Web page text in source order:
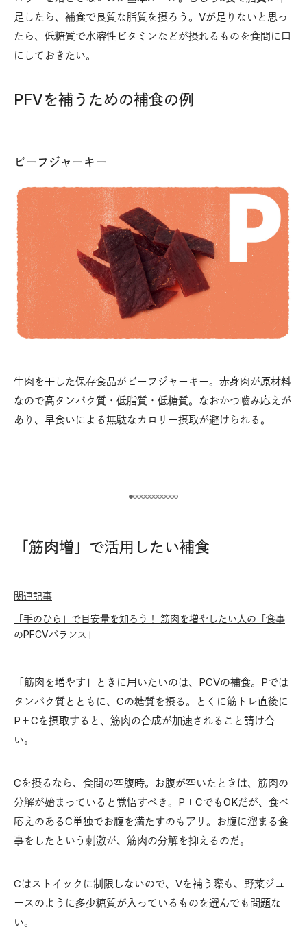
足したら、補食で良質な脂質を摂ろう。Vが足りないと思っ
たら、低糖質で水溶性ビタミンなどが摂れるものを食間に口
にしておきたい。
PFVを補うための補食の例
ビーフジャーキー
牛肉を干した保存食品がビーフジャーキー。赤身肉が原材料
なので高タンパク質・低脂質・低糖質。なおかつ嚙み応えが
あり、早食いによる無駄なカロリー摂取が避けられる。
「筋肉増」で活用したい補食
関連記事
「手のひら」で目安量を知ろう！ 筋肉を増やしたい人の「食事
のPFCVバランス」
「筋肉を増やす」ときに用いたいのは、PCVの補食。Pでは
タンパク質とともに、Cの糖質を摂る。とくに筋トレ直後に
P＋Cを摂取すると、筋肉の合成が加速されること請け合
い。
Cを摂るなら、食間の空腹時。お腹が空いたときは、筋肉の
分解が始まっていると覚悟すべき。P＋CでもOKだが、食べ
応えのあるC単独でお腹を満たすのもアリ。お腹に溜まる食
事をしたという刺激が、筋肉の分解を抑えるのだ。
Cはストイックに制限しないので、Vを補う際も、野菜ジュ
ースのように多少糖質が入っているものを選んでも問題な
い。